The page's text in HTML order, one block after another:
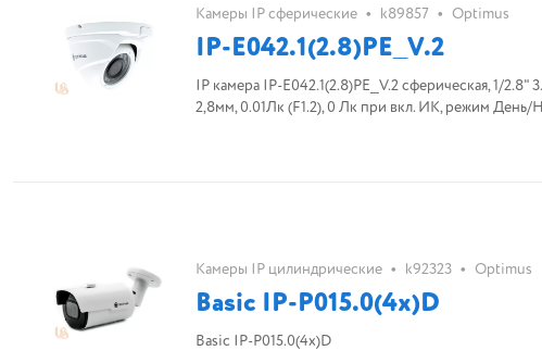
Камеры IP сферические • k89857 • Optimus
IP-E042.1(2.8)PE_V.2
IP камера IP-E042.1(2.8)PE_V.2 сферическая, 1/
2,8мм, 0.01Лк (F1.2), 0 Лк при вкл. ИК, режим
Камеры IP цилиндрические • k92323 • Optimus
Basic IP-P015.0(4x)D
Basic IP-P015.0(4x)D